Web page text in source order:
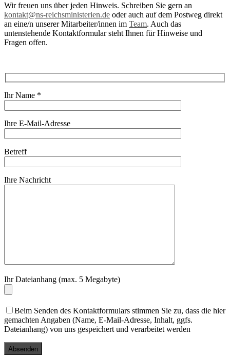
Wir freuen uns über jeden Hinweis. Schreiben Sie gern an
kontakt@ns-reichsministerien.de oder auch auf dem Postweg direkt
an eine/n unserer Mitarbeiter/innen im Team. Auch das
untenstehende Kontaktformular steht Ihnen für Hinweise und
Fragen offen.
Ihr Name *
Ihre E-Mail-Adresse
Betreff
Ihre Nachricht
Ihr Dateianhang (max. 5 Megabyte)
Beim Senden des Kontaktformulars stimmen Sie zu, dass die hier
gemachten Angaben (Name, E-Mail-Adresse, Inhalt, ggfs.
Dateianhang) von uns gespeichert und verarbeitet werden